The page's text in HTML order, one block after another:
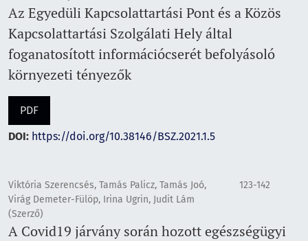
Az Egyedüli Kapcsolattartási Pont és a Közös
Kapcsolattartási Szolgálati Hely által
foganatosított információcserét befolyásoló
környezeti tényezők
PDF
DOI: https://doi.org/10.38146/BSZ.2021.1.5
Viktória Szerencsés, Tamás Palicz, Tamás Joó,
Virág Demeter-Fülöp, Irina Ugrin, Judit Lám
(Szerző)
123-142
A Covid19 járvány során hozott egészségügyi